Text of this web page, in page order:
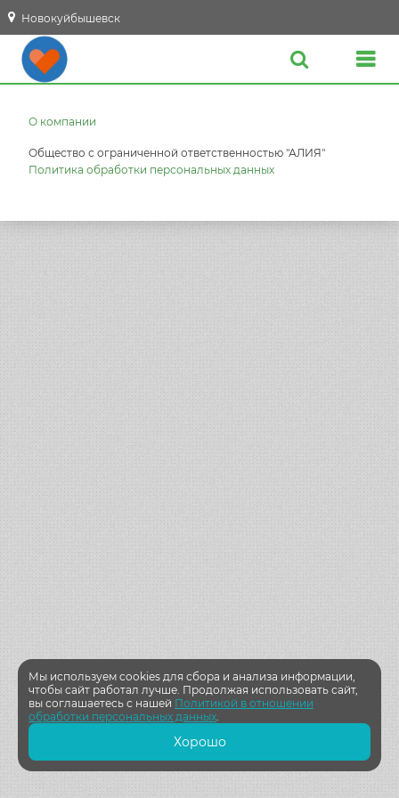
Новокуйбышевск
О компании
Общество с ограниченной ответственностью "АЛИЯ"
Политика обработки персональных данных
Мы используем cookies для сбора и анализа информации,
чтобы сайт работал лучше. Продолжая использовать сайт,
вы соглашаетесь с нашей Политикой в отношении
обработки персональных данных.
Хорошо